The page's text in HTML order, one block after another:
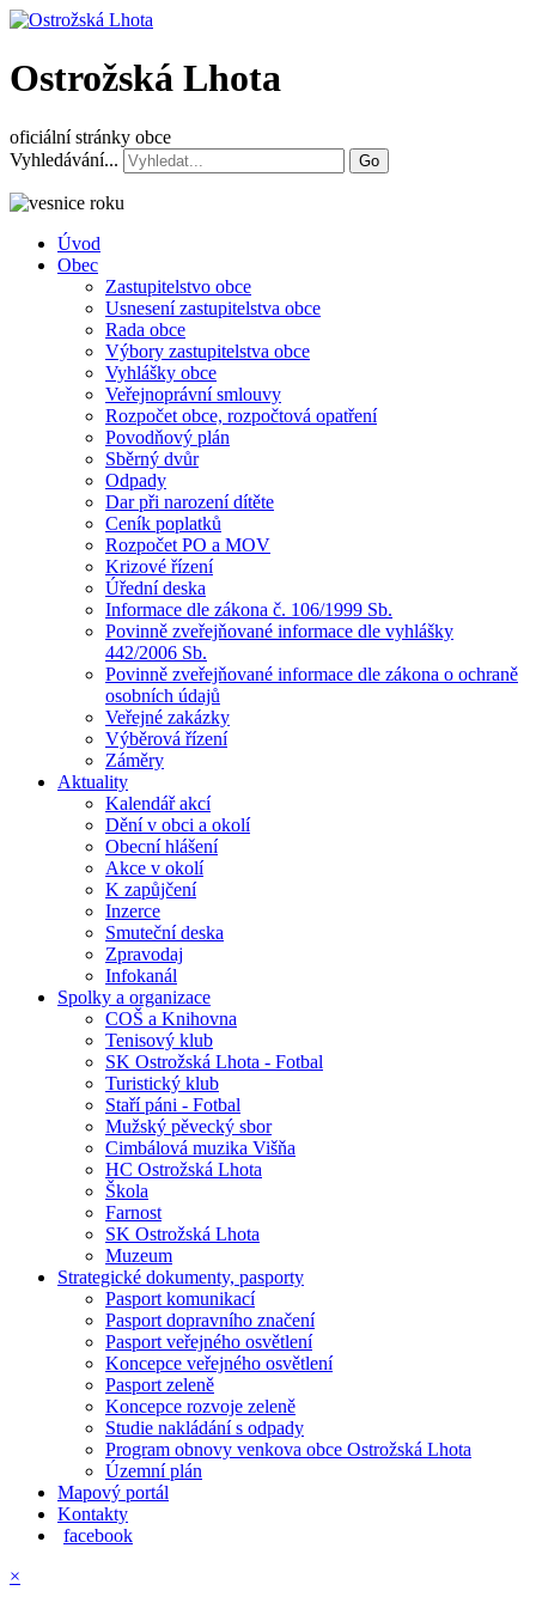
Ostrožská Lhota
oficiální stránky obce
Vyhledávání...
Go
Úvod
Obec
Zastupitelstvo obce
Usnesení zastupitelstva obce
Rada obce
Výbory zastupitelstva obce
Vyhlášky obce
Veřejnoprávní smlouvy
Rozpočet obce, rozpočtová opatření
Povodňový plán
Sběrný dvůr
Odpady
Dar při narození dítěte
Ceník poplatků
Rozpočet PO a MOV
Krizové řízení
Úřední deska
Informace dle zákona č. 106/1999 Sb.
Povinně zveřejňované informace dle vyhlášky
442/2006 Sb.
Povinně zveřejňované informace dle zákona o ochraně
osobních údajů
Veřejné zakázky
Výběrová řízení
Záměry
Aktuality
Kalendář akcí
Dění v obci a okolí
Obecní hlášení
Akce v okolí
K zapůjčení
Inzerce
Smuteční deska
Zpravodaj
Infokanál
Spolky a organizace
COŠ a Knihovna
Tenisový klub
SK Ostrožská Lhota - Fotbal
Turistický klub
Staří páni - Fotbal
Mužský pěvecký sbor
Cimbálová muzika Višňa
HC Ostrožská Lhota
Škola
Farnost
SK Ostrožská Lhota
Muzeum
Strategické dokumenty, pasporty
Pasport komunikací
Pasport dopravního značení
Pasport veřejného osvětlení
Koncepce veřejného osvětlení
Pasport zeleně
Koncepce rozvoje zeleně
Studie nakládání s odpady
Program obnovy venkova obce Ostrožská Lhota
Územní plán
Mapový portál
Kontakty
facebook
×